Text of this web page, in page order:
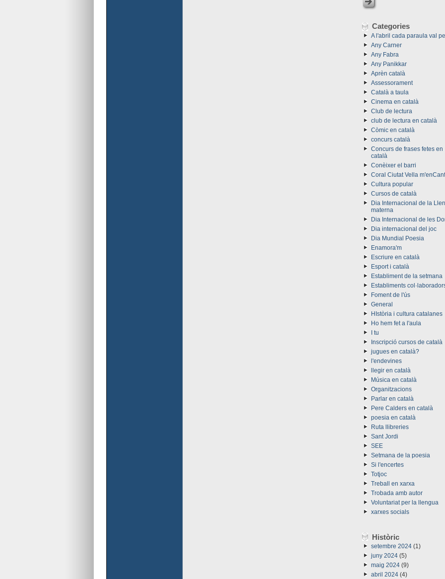
Categories
A l'abril cada paraula val
Any Carner
Any Fabra
Any Panikkar
Aprèn català
Assessorament
Català a taula
Cinema en català
Club de lectura
club de lectura en català
Còmic en català
concurs català
Concurs de frases fetes en
català
Conèixer el barri
Coral Ciutat Vella
Cultura popular
Cursos de català
Dia Internacional de la
materna
Dia Internacional de les
Dia internacional del joc
Dia Mundial Poesia
Enamora'm
Escriure en català
Esport i català
Establiment de la setmana
Establiments
Foment de l'ús
General
HIstòria i cultura catalanes
Ho hem fet a l'aula
I tu
Inscripció cursos de català
jugues en català?
l'endevines
llegir en català
Música en català
Organitzacions
Parlar en català
Pere Calders en català
poesia en català
Ruta llibreries
Sant Jordi
SEE
Setmana de la poesia
Si l'encertes
Totjoc
Treball en xarxa
Trobada amb autor
Voluntariat per la llengua
xarxes socials
Històric
setembre 2024(1)
juny 2024(5)
maig 2024(9)
abril 2024(4)